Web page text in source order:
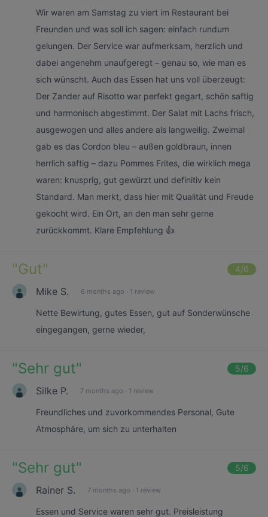
Wir waren am Samstag zu viert im Restaurant bei
Freunden und was soll ich sagen: einfach rundum
gelungen. Der Service war aufmerksam, herzlich und
dabei angenehm unaufgeregt – genau so, wie man es
sich wünscht. Auch das Essen hat uns voll überzeugt:
Der Zander auf Risotto war perfekt gegart, schön saftig
und harmonisch abgestimmt. Der Salat mit Lachs frisch,
ausgewogen und alles andere als langweilig. Zweimal
gab es das Cordon bleu – außen goldbraun, innen
herrlich saftig – dazu Pommes Frites, die wirklich mega
waren: knusprig, gut gewürzt und definitiv kein
Standard. Man merkt, dass hier mit Qualität und Freude
gekocht wird. Ein Ort, an den man sehr gerne
zurückkommt. Klare Empfehlung 👍
"Gut" 4/6
Mike S. 6 months ago · 1 review
Nette Bewirtung, gutes Essen, gut auf Sonderwünsche
eingegangen, gerne wieder,
"Sehr gut" 5/6
Silke P. 7 months ago · 1 review
Freundliches und zuvorkommendes Personal, Gute
Atmosphäre, um sich zu unterhalten
"Sehr gut" 5/6
Rainer S. 7 months ago · 1 review
Essen und Service waren sehr gut. Preisleistung